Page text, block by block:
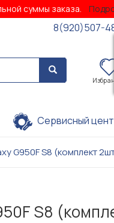
суммы заказа.
8(920)507-
Сервисный
G950F S8 (комплект
S8